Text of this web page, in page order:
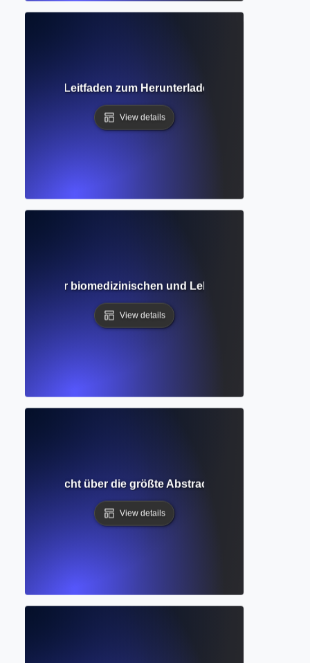
Leitfaden zum Herunterladen und Lesen
View details
zur biomedizinischen und
View details
Übersicht über die größte Abstract- und
View details